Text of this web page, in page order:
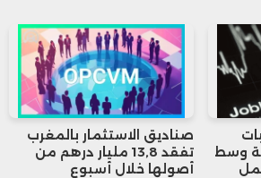
منشآت الطاقة
ترامب يدرك أن أصعب
محادثات مستقبلية ستكون
وسط
صناديق الاستثمار بالمغرب
تفقد 13,8 مليار درهم من
أصولها خلال أسبوع